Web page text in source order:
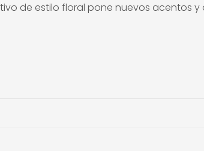
de estilo floral pone nuevos acentos